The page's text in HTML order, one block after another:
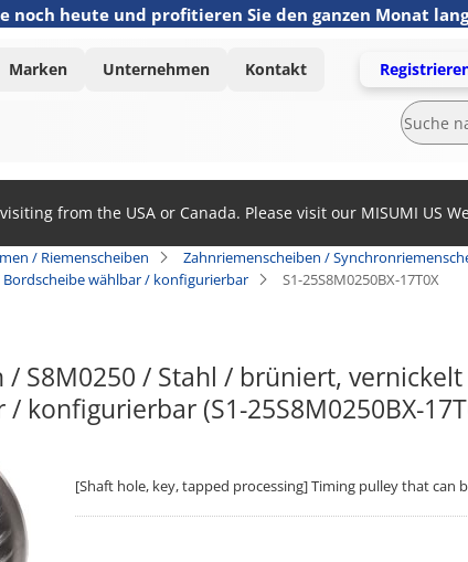
noch heute und profitieren Sie den ganzen Monat
Marken Unternehmen Kontakt
from the USA or Canada. Please visit our MISUMI US
/ Riemenscheiben
Zahnriemenscheiben /
wählbar / konfigurierbar
S1-25S8M0250BX-17T0X
S8M0250 / Stahl / brüniert,
konfigurierbar (S1-25S8M0250BX-
[Shaft hole, key, tapped processing] Timing pulley that can